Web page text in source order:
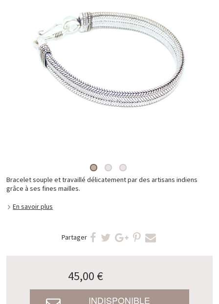
Bracelet souple et travaillé délicatement par des artisans indiens
grâce à ses fines mailles.
En savoir plus
Partager
45,00 €
INDISPONIBLE